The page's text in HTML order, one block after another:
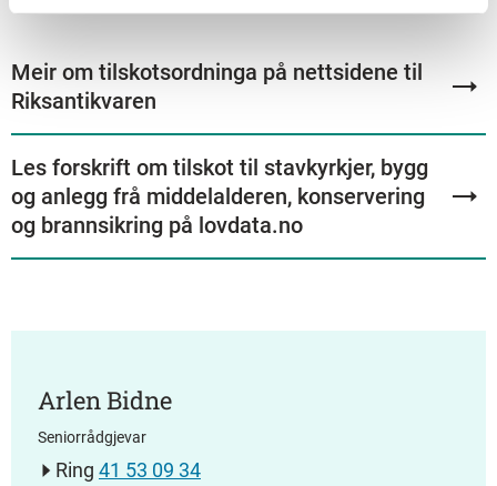
Meir om tilskotsordninga på nettsidene til
Riksantikvaren
Les forskrift om tilskot til stavkyrkjer, bygg
og anlegg frå middelalderen, konservering
og brannsikring på lovdata.no
Arlen Bidne
Seniorrådgjevar
Ring 41 53 09 34